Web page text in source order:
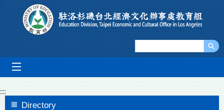
Go To Content
:::
Directory